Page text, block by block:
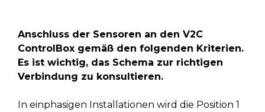
Anschluss der Sensoren an den V2C
ControlBox gemäß den folgenden Kriterien.
Es ist wichtig, das Schema zur richtigen
Verbindung zu konsultieren.
In einphasigen Installationen wird die Position 1